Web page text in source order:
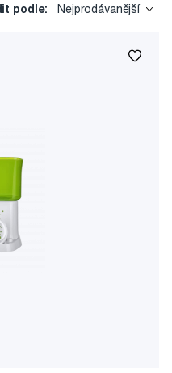
ortodontická tryska
podle: Nejprodávanější